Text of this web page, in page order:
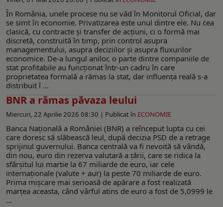
În România, unele procese nu se văd în Monitorul Oficial, dar
se simt în economie. Privatizarea este unul dintre ele. Nu cea
clasică, cu contracte și transfer de acțiuni, ci o formă mai
discretă, construită în timp, prin control asupra
managementului, asupra deciziilor și asupra fluxurilor
economice. De-a lungul anilor, o parte dintre companiile de
stat profitabile au funcționat într-un cadru în care
proprietatea formală a rămas la stat, dar influența reală s-a
distribuit î ...
BNR a rămas păvaza leului
Miercuri, 22 Aprilie 2026 08:30 | Publicat în ECONOMIE
Banca Naţională a României (BNR) a reînceput lupta cu cei
care doresc să slăbească leul, după decizia PSD de a retrage
sprijinul guvernului. Banca centrală va fi nevoită să vândă,
din nou, euro din rezerva valutară a ţării, care se ridica la
sfârșitul lui martie la 67 miliarde de euro, iar cele
internaționale (valute + aur) la peste 70 miliarde de euro.
Prima mișcare mai serioasă de apărare a fost realizată
marțea aceasta, când vârful atins de euro a fost de 5,0999 le
...